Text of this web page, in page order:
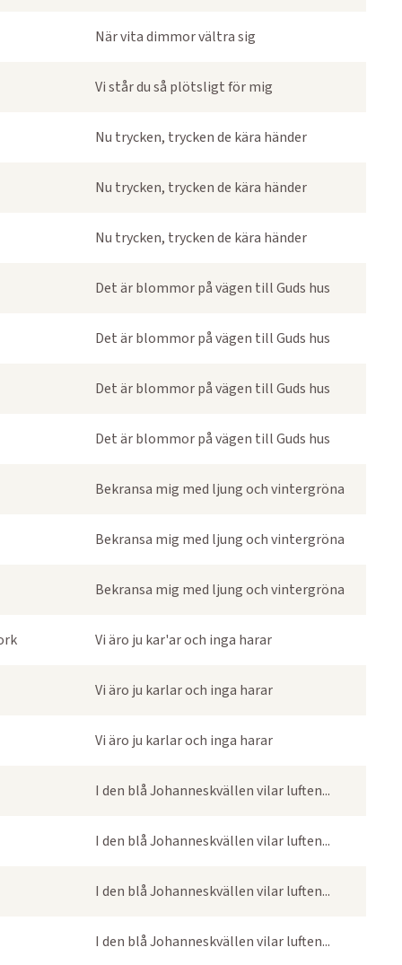
När vita dimmor vältra sig
Vi står du så plötsligt för mig
Nu trycken, trycken de kära händer
Nu trycken, trycken de kära händer
Nu trycken, trycken de kära händer
Det är blommor på vägen till Guds hus
Det är blommor på vägen till Guds hus
Det är blommor på vägen till Guds hus
Det är blommor på vägen till Guds hus
Bekransa mig med ljung och vintergröna
Bekransa mig med ljung och vintergröna
Bekransa mig med ljung och vintergröna
Vi äro ju kar'ar och inga harar
Vi äro ju karlar och inga harar
Vi äro ju karlar och inga harar
I den blå Johanneskvällen vilar luften...
I den blå Johanneskvällen vilar luften...
I den blå Johanneskvällen vilar luften...
I den blå Johanneskvällen vilar luften...